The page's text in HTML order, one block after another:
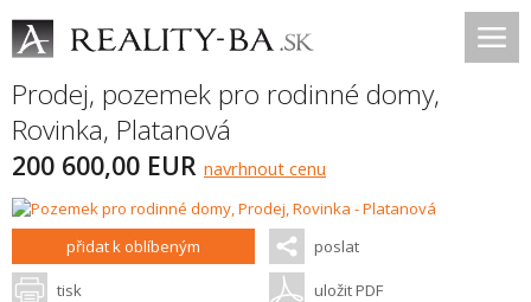
Prodej, pozemek pro rodinné domy,
Rovinka, Platanová
200 600,00 EUR navrhnout cenu
přidat k oblíbeným poslat
tisk uložit PDF